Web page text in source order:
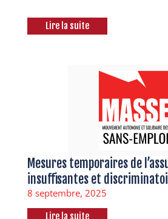
Lire la suite
Mesures temporaires de
insuffisantes et
8 septembre, 2025
Lire la suite